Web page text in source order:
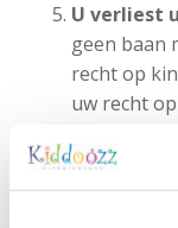
U verliest
geen baan
recht op
uw recht
heeft.
U stopt